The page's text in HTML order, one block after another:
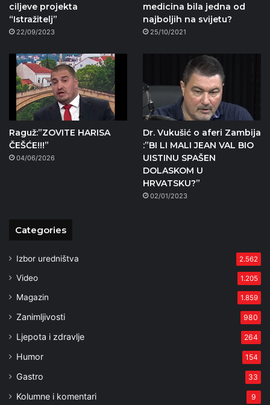
ciljeve projekta
“Istražitelj”
22/09/2023
medicina bila jedna od
najboljih na svijetu?
25/10/2021
Raguž:”ZOVITE HARISA
ČEŠĆE!!!”
04/06/2026
Dr. Vukušić o aferi Zambija
:”BI LI MALI JEAN VAL BIO
UISTINU SPAŠEN
DOLASKOM U
HRVATSKU?”
02/01/2023
Categories
Izbor uredništva 2.562
Video 1.205
Magazin 1.859
Zanimljivosti 980
Ljepota i zdravlje 264
Humor 154
Gastro 33
Kolumne i komentari 9